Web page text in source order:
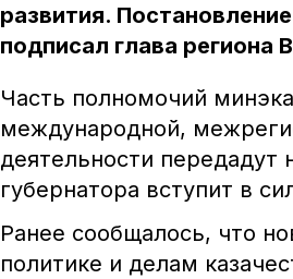
развития.
подписал глава
Часть полномочий
международной,
деятельности передадут
губернатора вступит в
Ранее сообщалось, что
политике и делам